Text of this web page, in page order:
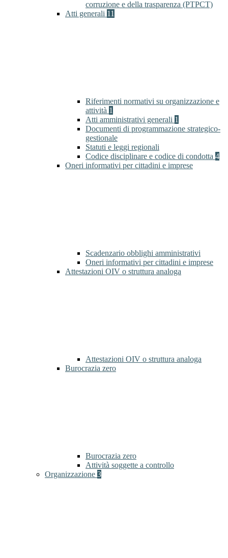
corruzione e della trasparenza (PTPCT)
Atti generali 11
Riferimenti normativi su organizzazione e
attività 1
Atti amministrativi generali 1
Documenti di programmazione strategico-
gestionale
Statuti e leggi regionali
Codice disciplinare e codice di condotta 4
Oneri informativi per cittadini e imprese
Scadenzario obblighi amministrativi
Oneri informativi per cittadini e imprese
Attestazioni OIV o struttura analoga
Attestazioni OIV o struttura analoga
Burocrazia zero
Burocrazia zero
Attività soggette a controllo
Organizzazione 3